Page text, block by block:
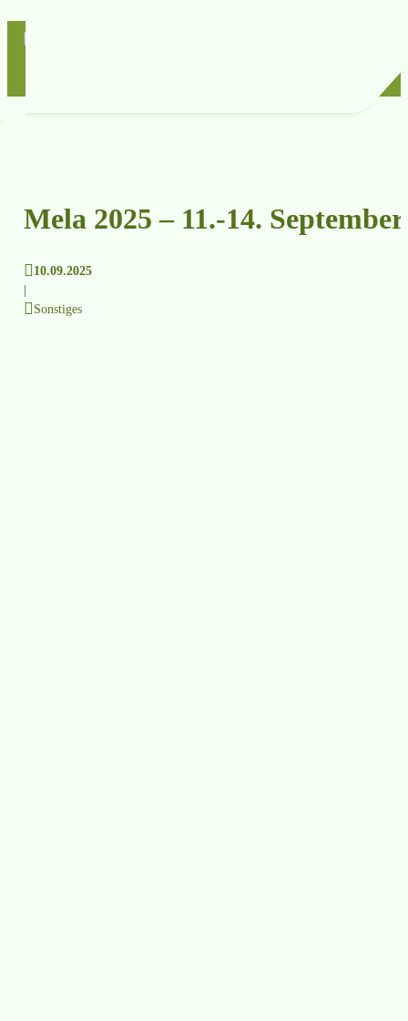
Mela 2025 – 11.-14. September
10.09.2025
Sonstiges